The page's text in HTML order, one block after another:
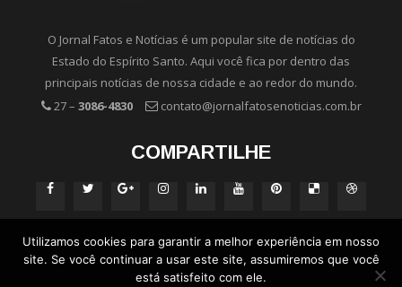
O Jornal Fatos e Notícias é um popular site de notícias do
Estado do Espírito Santo. Aqui você fica por dentro das
principais notícias de nossa cidade e ao redor do mundo.
27 – 3086-4830 contato@jornalfatosenoticias.com.br
COMPARTILHE
Utilizamos cookies para garantir a melhor experiência em nosso
site. Se você continuar a usar este site, assumiremos que você
está satisfeito com ele.